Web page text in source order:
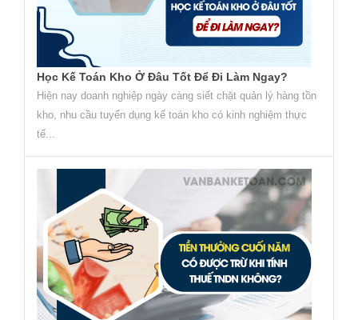
Học Kế Toán Kho Ở Đâu Tốt Để Đi Làm Ngay?
Hiện nay doanh nghiệp ngày càng siết chặt quản lý hàng tồn
kho, nhu cầu tuyển dụng kế toán kho có kinh nghiệm thực
tế...